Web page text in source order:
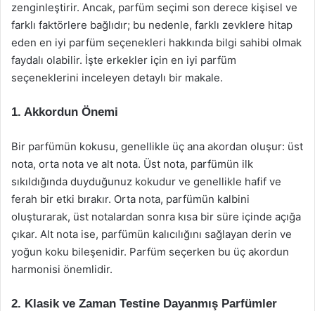
zenginleştirir. Ancak, parfüm seçimi son derece kişisel ve
farklı faktörlere bağlıdır; bu nedenle, farklı zevklere hitap
eden en iyi parfüm seçenekleri hakkında bilgi sahibi olmak
faydalı olabilir. İşte erkekler için en iyi parfüm
seçeneklerini inceleyen detaylı bir makale.
1. Akkordun Önemi
Bir parfümün kokusu, genellikle üç ana akordan oluşur: üst
nota, orta nota ve alt nota. Üst nota, parfümün ilk
sıkıldığında duyduğunuz kokudur ve genellikle hafif ve
ferah bir etki bırakır. Orta nota, parfümün kalbini
oluşturarak, üst notalardan sonra kısa bir süre içinde açığa
çıkar. Alt nota ise, parfümün kalıcılığını sağlayan derin ve
yoğun koku bileşenidir. Parfüm seçerken bu üç akordun
harmonisi önemlidir.
2. Klasik ve Zaman Testine Dayanmış Parfümler